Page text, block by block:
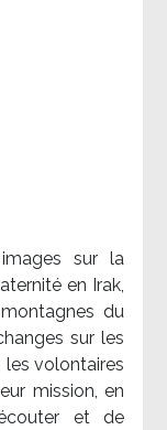
sur la
en Irak,
du
sur les
les volontaires
mission, en
et de